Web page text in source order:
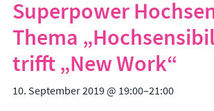
Systemische Paartherapie & Paarberatung
Systemische Familientherapie &
COACHING & BERATUNG
Superpower
Thema
trifft „New Work“
10. September 2019 @ 19:00–21:00